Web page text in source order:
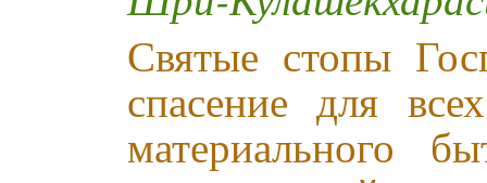
Святые стопы
спасение для
материального